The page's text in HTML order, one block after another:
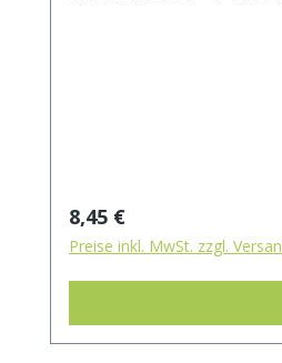
Regulärer Preis:
8,45 €
Preise inkl. MwSt. zzgl.